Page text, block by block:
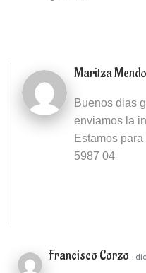
Maritza
Buenos dias
enviamos la
Estamos
5987 04
Francisco Corzo ·